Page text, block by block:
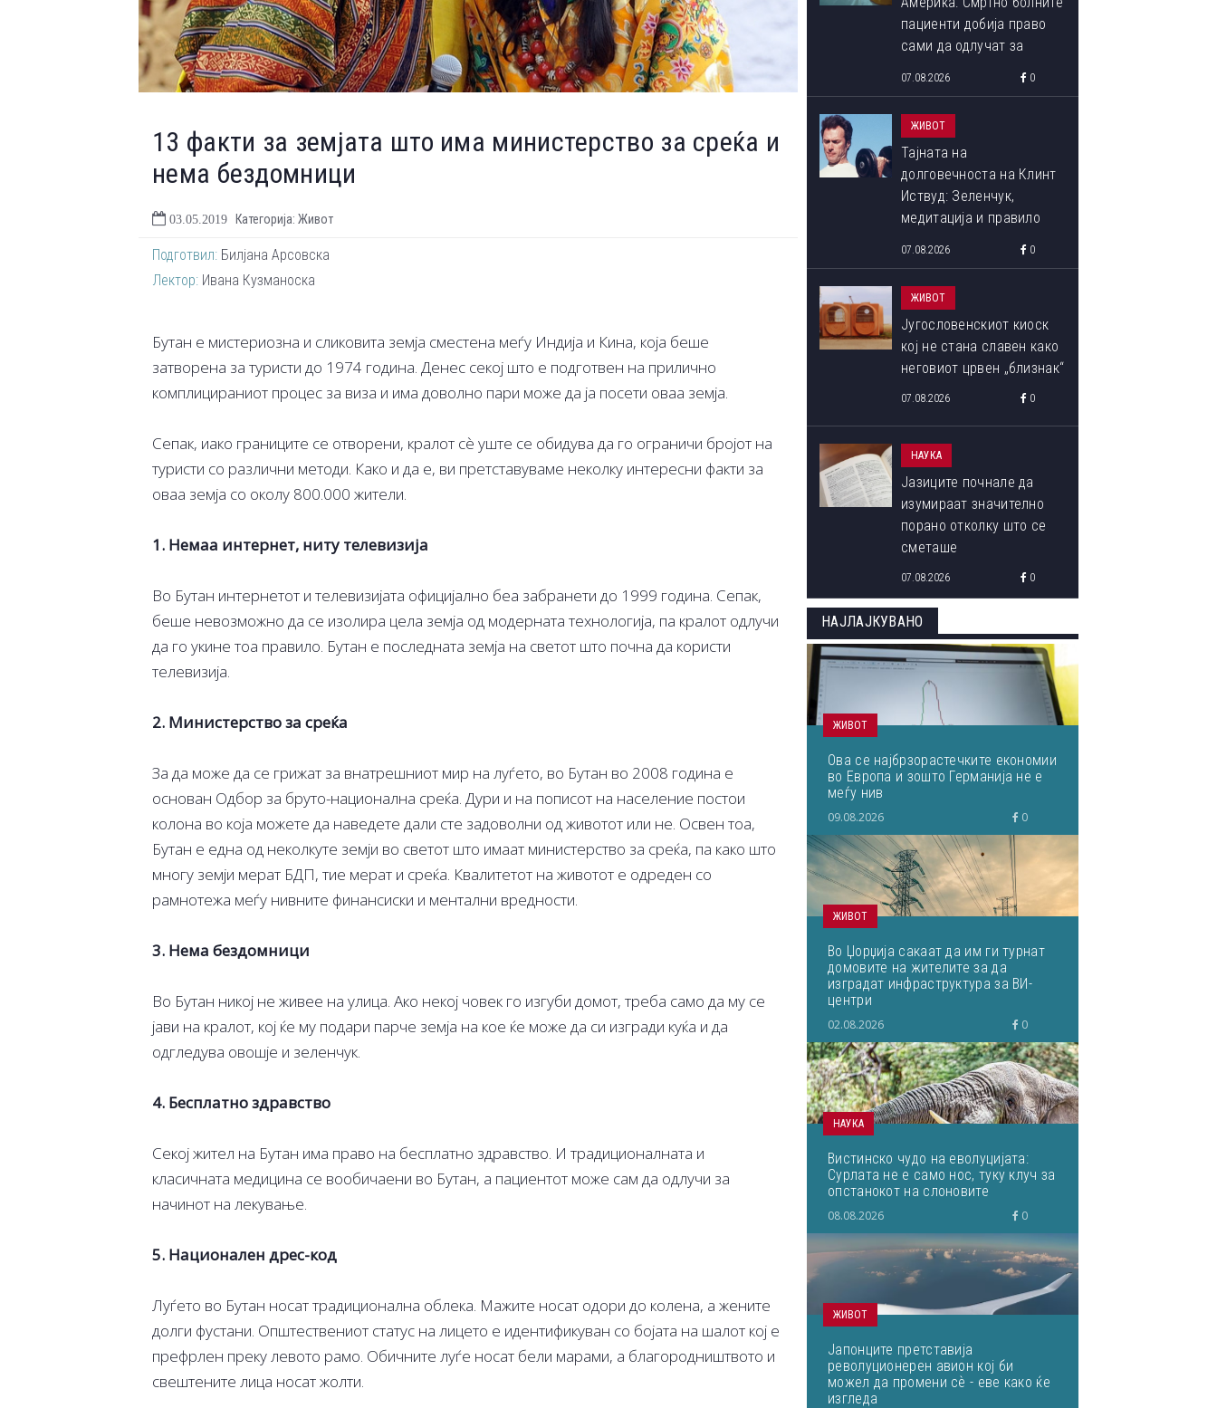
13 факти за земјата што има министерство за среќа и
нема бездомници
03.05.2019 Категорија: Живот
Подготвил: Билјана Арсовска
Лектор: Ивана Кузманоска
Бутан е мистериозна и сликовита земја сместена меѓу Индија и Кина, која беше
затворена за туристи до 1974 година. Денес секој што е подготвен на прилично
комплицираниот процес за виза и има доволно пари може да ја посети оваа земја.
Сепак, иако границите се отворени, кралот сè уште се обидува да го ограничи бројот на
туристи со различни методи. Како и да е, ви претставуваме неколку интересни факти за
оваа земја со околу 800.000 жители.
1. Немаа интернет, ниту телевизија
Во Бутан интернетот и телевизијата официјално беа забранети до 1999 година. Сепак,
беше невозможно да се изолира цела земја од модерната технологија, па кралот одлучи
да го укине тоа правило. Бутан е последната земја на светот што почна да користи
телевизија.
2. Министерство за среќа
За да може да се грижат за внатрешниот мир на луѓето, во Бутан во 2008 година е
основан Одбор за бруто-национална среќа. Дури и на пописот на население постои
колона во која можете да наведете дали сте задоволни од животот или не. Освен тоа,
Бутан е една од неколкуте земји во светот што имаат министерство за среќа, па како што
многу земји мерат БДП, тие мерат и среќа. Квалитетот на животот е одреден со
рамнотежа меѓу нивните финансиски и ментални вредности.
3. Нема бездомници
Во Бутан никој не живее на улица. Ако некој човек го изгуби домот, треба само да му се
јави на кралот, кој ќе му подари парче земја на кое ќе може да си изгради куќа и да
одгледува овошје и зеленчук.
4. Бесплатно здравство
Секој жител на Бутан има право на бесплатно здравство. И традиционалната и
класичната медицина се вообичаени во Бутан, а пациентот може сам да одлучи за
начинот на лекување.
5. Национален дрес-код
Луѓето во Бутан носат традиционална облека. Мажите носат одори до колена, а жените
долги фустани. Општествениот статус на лицето е идентификуван со бојата на шалот кој е
префрлен преку левото рамо. Обичните луѓе носат бели марами, а благородништвото и
свештените лица носат жолти.
пациенти добија право
сами да одлучат за
07.08.2026 0
ЖИВОТ
Тајната на
долговечноста на Клинт
Иствуд: Зеленчук,
медитација и правило
07.08.2026 0
ЖИВОТ
Југословенскиот киоск
кој не стана славен како
неговиот црвен „близнак“
07.08.2026 0
НАУКА
Јазиците почнале да
изумираат значително
порано отколку што се
сметаше
07.08.2026 0
НАЈЛАЈКУВАНО
ЖИВОТ
Ова се најбрзорастечките економии
во Европа и зошто Германија не е
меѓу нив
09.08.2026 0
ЖИВОТ
Во Џорџија сакаат да им ги турнат
домовите на жителите за да
изградат инфраструктура за ВИ-
центри
02.08.2026 0
НАУКА
Вистинско чудо на еволуцијата:
Сурлата не е само нос, туку клуч за
опстанокот на слоновите
08.08.2026 0
ЖИВОТ
Јапонците претставија
револуционерен авион кој би
можел да промени сѐ - еве како ќе
изгледа